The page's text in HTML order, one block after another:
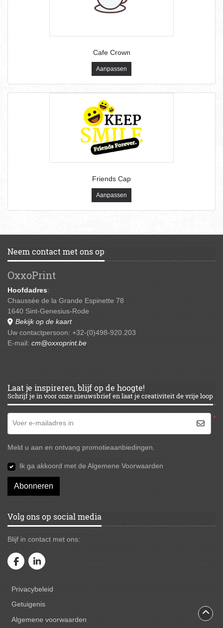
Cafe Crown
Aanpassen
Friends Cap
Aanpassen
Neem contact met ons op
OxxoPrint
Hoofdadres:
Chaussée de la Grande Espinette 78
1640 Sint-Genesius-Rode
Bekijk op de kaart
Uw contactpersoon: +32-(0)498-920.203
E-mail: cm@oxxoprint.be
Laat je inspireren, blijf op de hoogte!
Schrijf je in voor onze nieuwsbrief en laat je creativiteit de vrije loop
*
Voer e-mailadres in
Meld u aan en ontvang promotieaanbiedingen.
Ik ga akkoord met de Algemene Voorwaarden
Abonneren
Volg ons op social media
Blijf in contact met ons:
Privacybeleid
Privacybeleid
Getuigenis
Algemene voorwaarden